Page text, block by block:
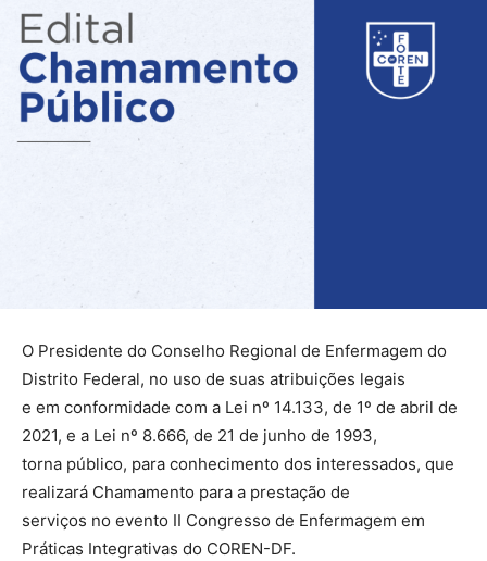
O Presidente do Conselho Regional de Enfermagem do
Distrito Federal, no uso de suas atribuições legais
e em conformidade com a Lei nº 14.133, de 1º de abril de
2021, e a Lei nº 8.666, de 21 de junho de 1993,
torna público, para conhecimento dos interessados, que
realizará Chamamento para a prestação de
serviços no evento II Congresso de Enfermagem em
Práticas Integrativas do COREN-DF.